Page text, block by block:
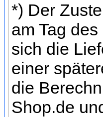
*) Der
am Tag
sich die
einer
die
Shop.de